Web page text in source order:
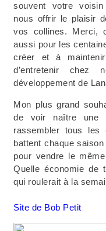
souvent votre
nous offrir le plaisir
vos collines. Merci,
aussi pour les
créer et à
d’entretenir
développement de
Mon plus grand
de voir naître une
rassembler tous
battent chaque
pour vendre le
Quelle économie de
qui roulerait à la
Site de Bob Petit